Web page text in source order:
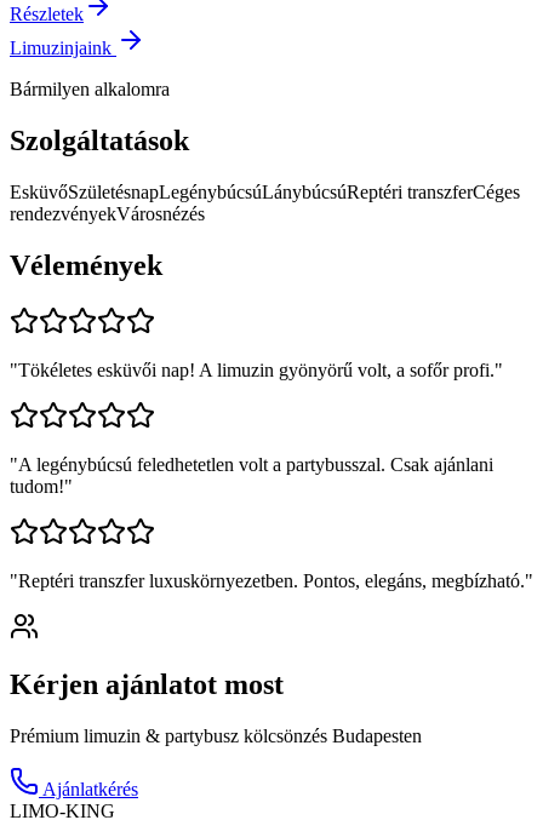
Részletek
Limuzinjaink
Bármilyen alkalomra
Szolgáltatások
EsküvőSzületésnapLegénybúcsúLánybúcsúReptéri transzferCéges
rendezvényekVárosnézés
Vélemények
"Tökéletes esküvői nap! A limuzin gyönyörű volt, a sofőr profi."
"A legénybúcsú feledhetetlen volt a partybusszal. Csak ajánlani
tudom!"
"Reptéri transzfer luxuskörnyezetben. Pontos, elegáns, megbízható."
Kérjen ajánlatot most
Prémium limuzin & partybusz kölcsönzés Budapesten
Ajánlatkérés
LIMO-KING